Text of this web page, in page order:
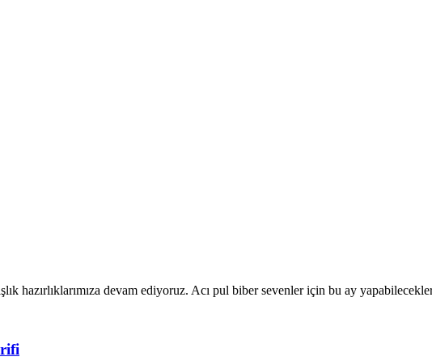
hazırlıklarımıza devam ediyoruz. Acı pul biber sevenler için bu ay